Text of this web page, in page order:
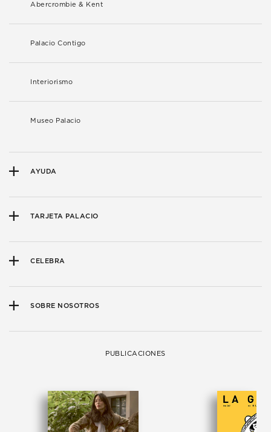
Abercrombie & Kent
Palacio Contigo
Interiorismo
Museo Palacio
AYUDA
TARJETA PALACIO
CELEBRA
SOBRE NOSOTROS
PUBLICACIONES